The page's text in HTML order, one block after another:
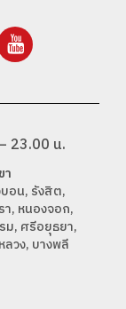
23.00 น.
า
อน, รังสิต,
, หนองจอก,
ม, ศรีอยุธยา,
วง, บางพลี